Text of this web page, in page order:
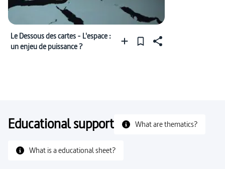
Le Dessous des cartes - L'espace :
un enjeu de puissance ?
Educational support What are thematics?
What is a educational sheet?